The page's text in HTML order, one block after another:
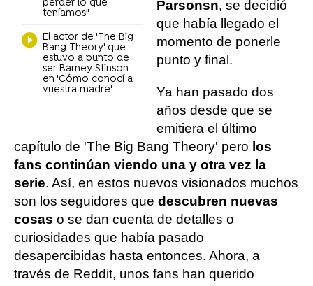
perder lo que
teníamos"
El actor de 'The Big
Bang Theory' que
estuvo a punto de
ser Barney Stinson
en 'Cómo conocí a
vuestra madre'
Parsonsn, se decidió
que había llegado el
momento de ponerle
punto y final.
Ya han pasado dos
años desde que se
emitiera el último
capítulo de 'The Big Bang Theory' pero los
fans continúan viendo una y otra vez la
serie. Así, en estos nuevos visionados muchos
son los seguidores que descubren nuevas
cosas o se dan cuenta de detalles o
curiosidades que había pasado
desapercibidas hasta entonces. Ahora, a
través de Reddit, unos fans han querido